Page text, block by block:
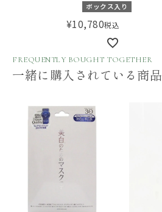
ボックス入り
¥10,780税込
FREQUENTLY BOUGHT TOGETHER
一緒に購入されている商品